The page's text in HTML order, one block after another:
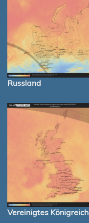
Russland
Vereinigtes Königreich